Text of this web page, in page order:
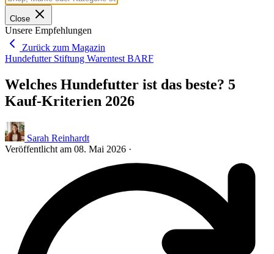
Close
Unsere Empfehlungen
Zurück zum Magazin
Hundefutter Stiftung WarentestBARF
Welches Hundefutter ist das beste? 5
Kauf-Kriterien 2026
Sarah Reinhardt
Veröffentlicht am 08. Mai 2026 ·